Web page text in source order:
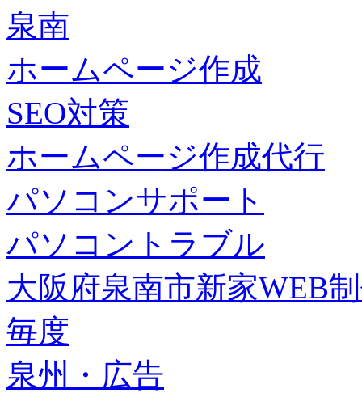
泉南
ホームページ作成
SEO対策
ホームページ作成代行
パソコンサポート
パソコントラブル
大阪府泉南市新家WEB
毎度
泉州・広告